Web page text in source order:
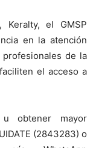
Keralty, el GMSP
en la atención
de la
el acceso a
obtener mayor
(2843283) o